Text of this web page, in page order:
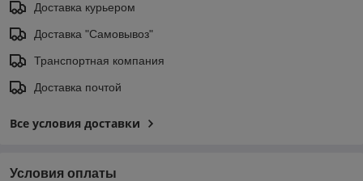
Доставка курьером
Доставка "Самовывоз"
Транспортная компания
Доставка почтой
Все условия доставки
Условия оплаты